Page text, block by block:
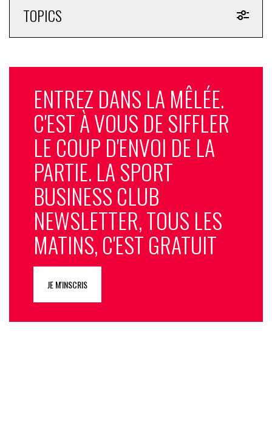
TOPICS
ENTREZ DANS LA MÊLÉE.
C'EST À VOUS DE SIFFLER
LE COUP D'ENVOI DE LA
PARTIE. LA SPORT
BUSINESS CLUB
NEWSLETTER, TOUS LES
MATINS, C'EST GRATUIT
JE M'INSCRIS